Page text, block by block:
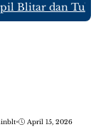
Blitar dan
• April 15, 2026